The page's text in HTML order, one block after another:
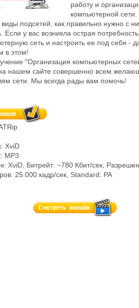
работу и
компьютерной сети.
подсетей, как правильно нужно с
Если у вас возникла острая
сеть и настроить ее под себя -
в этом!
"Организация компьютерных
нашем сайте совершенно всем
сети. Мы всегда рады вам помочь!
XviD
MP3
XviD, Битрейт: ~780 Кбит/сек,
25.000 кадр/сек, Standard: PA